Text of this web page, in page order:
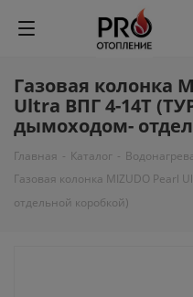
Газовая колонка
Ultra ВПГ 4-14Т
дымоходом-
Главная - Каталог -
Газовая колонка MIZUDO Pearl
отдельной коробкой)